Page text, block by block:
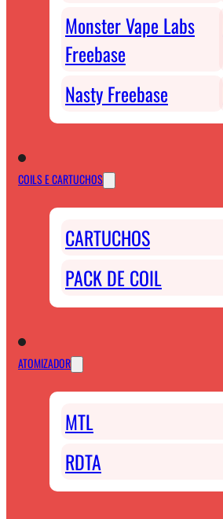
Monster Vape Labs
Freebase
Nasty Freebase
COILS E CARTUCHOS
CARTUCHOS
PACK DE COIL
ATOMIZADOR
MTL
RDTA